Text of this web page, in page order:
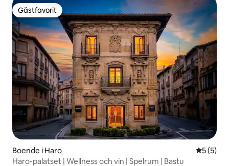
Gästfavorit
Gästfavorit
Boende i Haro 5 av 5 i
5 (5)
Haro-palatset | Wellness och vin | Spelrum | Bastu